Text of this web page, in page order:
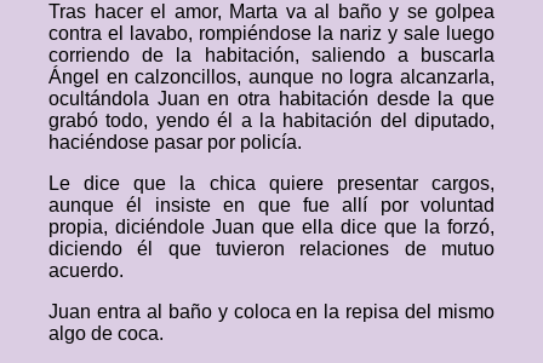
Tras hacer el amor, Marta va al baño y se golpea
contra el lavabo, rompiéndose la nariz y sale luego
corriendo de la habitación, saliendo a buscarla
Ángel en calzoncillos, aunque no logra alcanzarla,
ocultándola Juan en otra habitación desde la que
grabó todo, yendo él a la habitación del diputado,
haciéndose pasar por policía.
Le dice que la chica quiere presentar cargos,
aunque él insiste en que fue allí por voluntad
propia, diciéndole Juan que ella dice que la forzó,
diciendo él que tuvieron relaciones de mutuo
acuerdo.
Juan entra al baño y coloca en la repisa del mismo
algo de coca.